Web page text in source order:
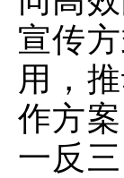
宣传
用，
作方
一反